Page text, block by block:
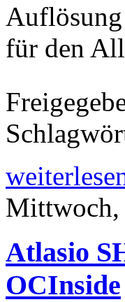
für den
Mittwoch,
Atlasio
OCInside